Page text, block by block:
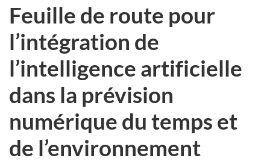
Feuille de route pour
l’intégration de
l’intelligence artificielle
dans la prévision
numérique du temps et
de l’environnement